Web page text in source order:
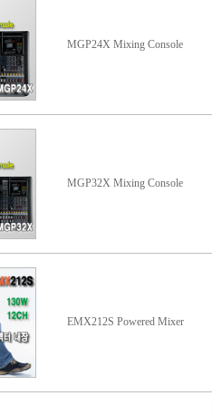
MGP24X Mixing Console
MGP32X Mixing Console
EMX212S Powered Mixer